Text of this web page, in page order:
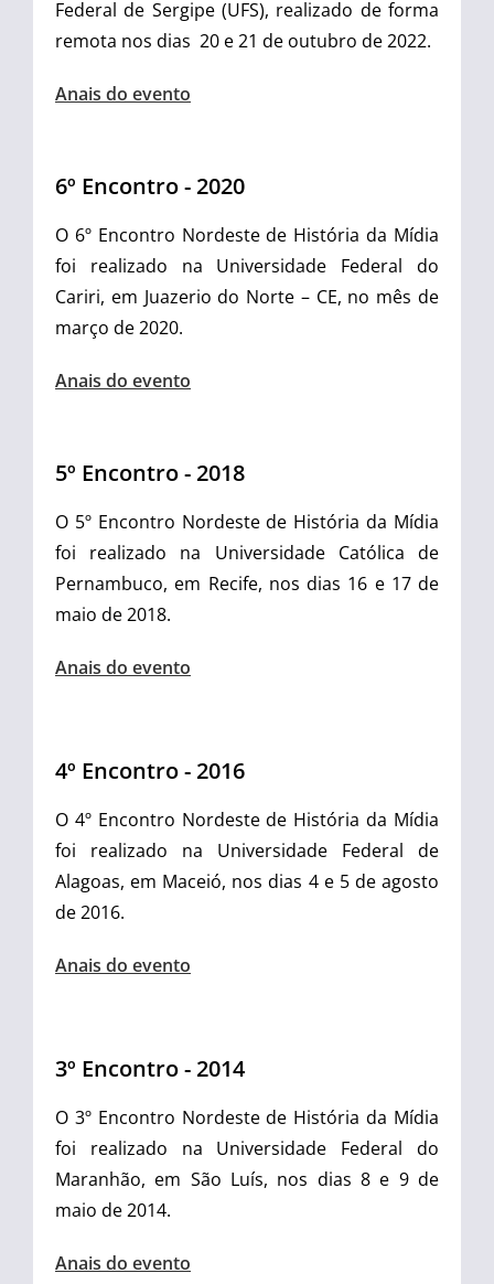
Federal de Sergipe (UFS), realizado de forma
remota nos dias 20 e 21 de outubro de 2022.
Anais do evento
6º Encontro - 2020
O 6º Encontro Nordeste de História da Mídia
foi realizado na Universidade Federal do
Cariri, em Juazerio do Norte – CE, no mês de
março de 2020.
Anais do evento
5º Encontro - 2018
O 5º Encontro Nordeste de História da Mídia
foi realizado na Universidade Católica de
Pernambuco, em Recife, nos dias 16 e 17 de
maio de 2018.
Anais do evento
4º Encontro - 2016
O 4º Encontro Nordeste de História da Mídia
foi realizado na Universidade Federal de
Alagoas, em Maceió, nos dias 4 e 5 de agosto
de 2016.
Anais do evento
3º Encontro - 2014
O 3º Encontro Nordeste de História da Mídia
foi realizado na Universidade Federal do
Maranhão, em São Luís, nos dias 8 e 9 de
maio de 2014.
Anais do evento